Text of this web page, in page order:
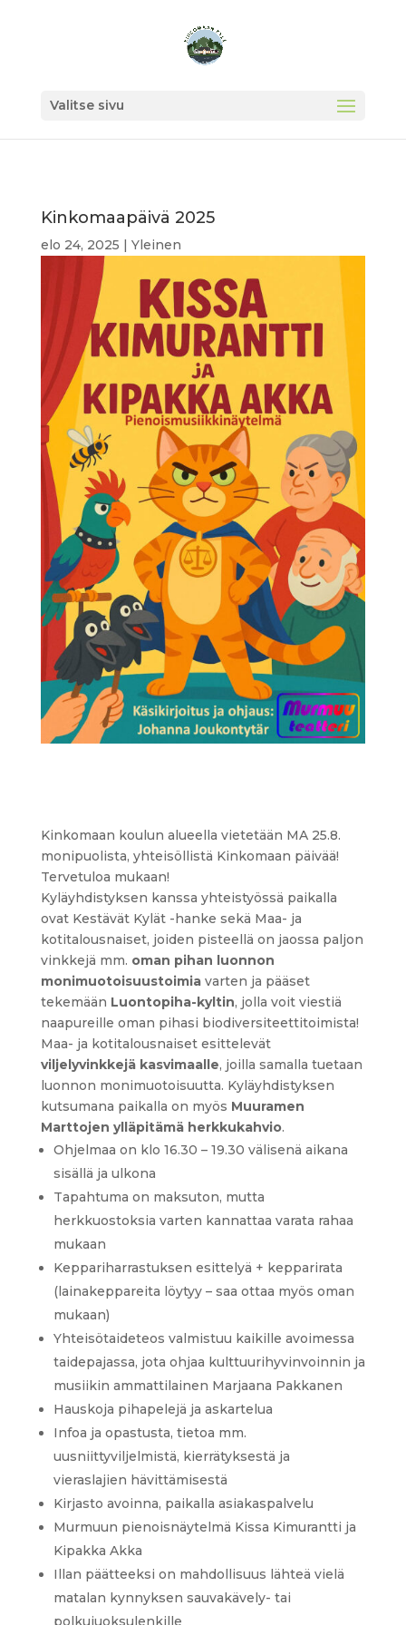
Valitse sivu
Kinkomaapäivä 2025
elo 24, 2025 | Yleinen
Kinkomaan koulun alueella vietetään MA 25.8.
monipuolista, yhteisöllistä Kinkomaan päivää!
Tervetuloa mukaan!
Kyläyhdistyksen kanssa yhteistyössä paikalla
ovat Kestävät Kylät -hanke sekä Maa- ja
kotitalousnaiset, joiden pisteellä on jaossa paljon
vinkkejä mm. oman pihan luonnon
monimuotoisuustoimiavarten ja pääset
tekemään Luontopiha-kyltin, jolla voit viestiä
naapureille oman pihasi biodiversiteettitoimista!
Maa- ja kotitalousnaiset esittelevät
viljelyvinkkejä kasvimaalle, joilla samalla tuetaan
luonnon monimuotoisuutta. Kyläyhdistyksen
kutsumana paikalla on myös Muuramen
Marttojen ylläpitämä herkkukahvio.
Ohjelmaa on klo 16.30 – 19.30 välisenä aikana
sisällä ja ulkona
Tapahtuma on maksuton, mutta
herkkuostoksia varten kannattaa varata rahaa
mukaan
Keppariharrastuksen esittelyä + kepparirata
(lainakeppareita löytyy – saa ottaa myös oman
mukaan)
Yhteisötaideteos valmistuu kaikille avoimessa
taidepajassa, jota ohjaa kulttuurihyvinvoinnin ja
musiikin ammattilainen Marjaana Pakkanen
Hauskoja pihapelejä ja askartelua
Infoa ja opastusta, tietoa mm.
uusniittyviljelmistä, kierrätyksestä ja
vieraslajien hävittämisestä
Kirjasto avoinna, paikalla asiakaspalvelu
Murmuun pienoisnäytelmä Kissa Kimurantti ja
Kipakka Akka
Illan päätteeksi on mahdollisuus lähteä vielä
matalan kynnyksen sauvakävely- tai
polkujuoksulenkille